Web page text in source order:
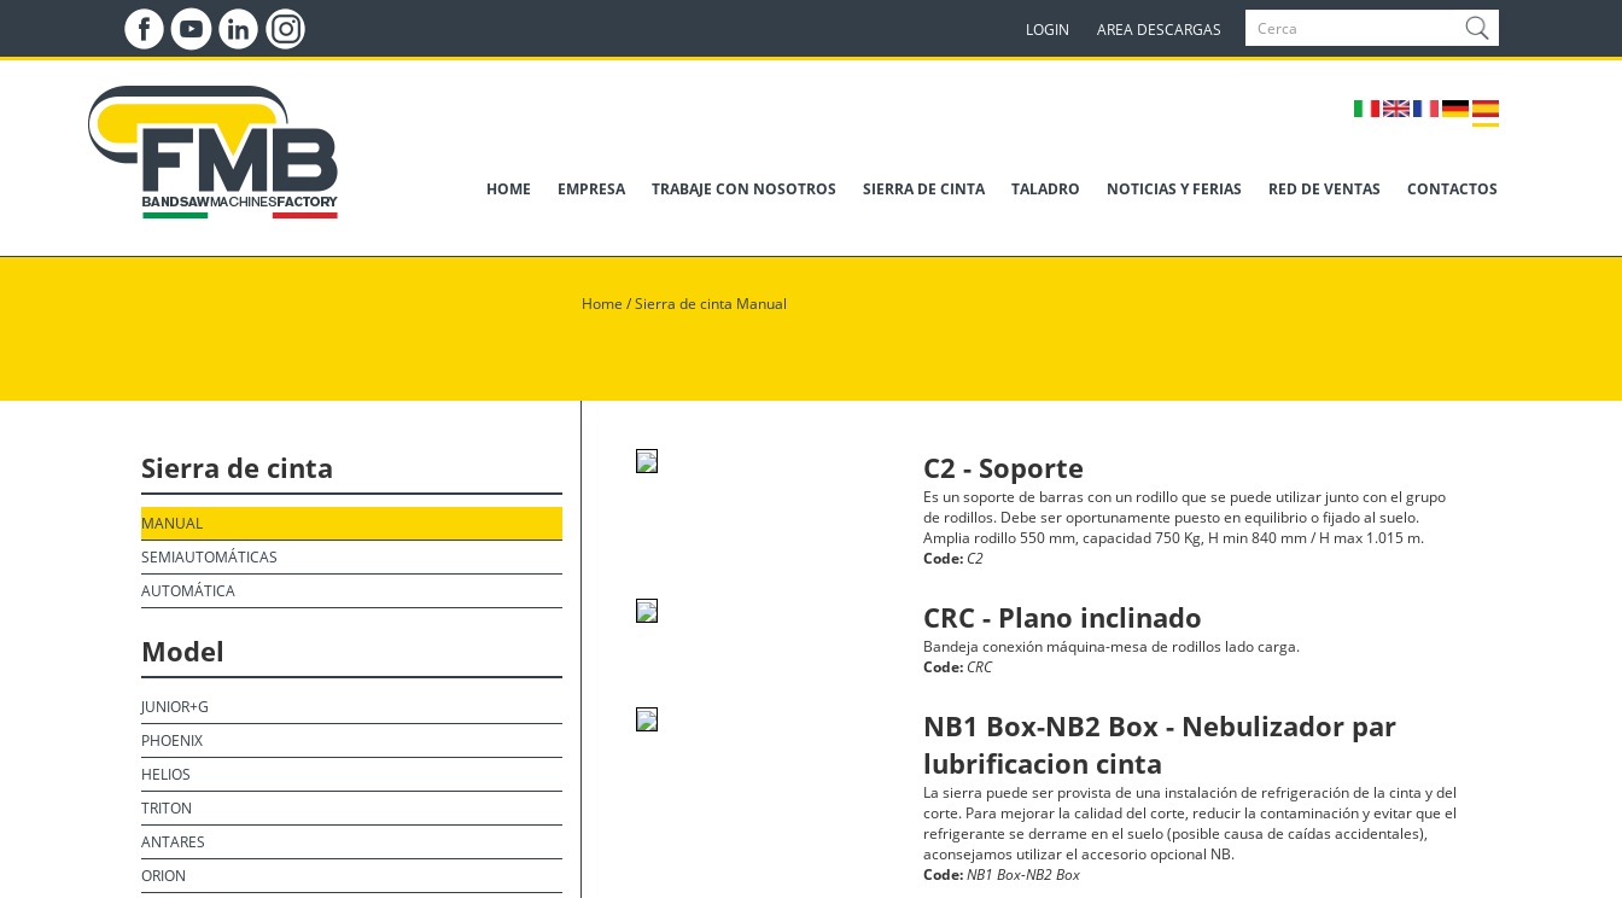
LOGIN AREA DESCARGAS
HOME EMPRESA TRABAJE CON NOSOTROS SIERRA DE CINTA TALADRO NOTICIAS Y FERIAS RED DE VENTAS CONTACTOS
Home /Sierra de cinta Manual
Sierra de cinta
MANUAL
SEMIAUTOMÁTICAS
AUTOMÁTICA
Model
JUNIOR+G
PHOENIX
HELIOS
TRITON
ANTARES
ORION
C2 - Soporte
Es un soporte de barras con un rodillo que se puede utilizar junto con el grupo
de rodillos. Debe ser oportunamente puesto en equilibrio o fijado al suelo.
Amplia rodillo 550 mm, capacidad 750 Kg, H min 840 mm / H max 1.015 m.
Code: C2
CRC - Plano inclinado
Bandeja conexión máquina-mesa de rodillos lado carga.
Code: CRC
NB1 Box-NB2 Box - Nebulizador par
lubrificacion cinta
La sierra puede ser provista de una instalación de refrigeración de la cinta y del
corte. Para mejorar la calidad del corte, reducir la contaminación y evitar que el
refrigerante se derrame en el suelo (posible causa de caídas accidentales),
aconsejamos utilizar el accesorio opcional NB.
Code:NB1 Box-NB2 Box